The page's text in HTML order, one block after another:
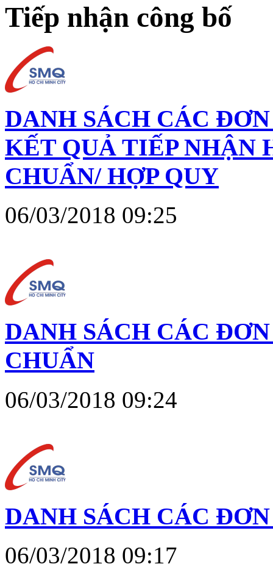
Tiếp nhận công bố
DANH SÁCH CÁC
KẾT QUẢ TIẾP NHẬN
CHUẨN/ HỢP QUY
06/03/2018 09:25
DANH SÁCH CÁC
CHUẨN
06/03/2018 09:24
DANH SÁCH CÁC
06/03/2018 09:17